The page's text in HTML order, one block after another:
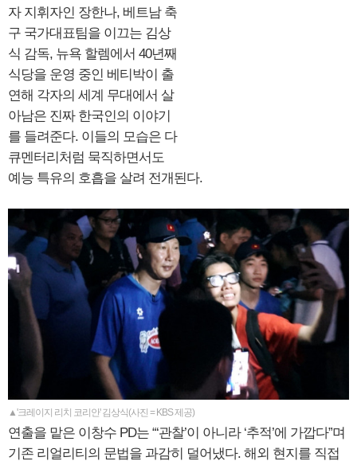
자 지휘자인 장한나, 베트남 축
구 국가대표팀을 이끄는 김상
식 감독, 뉴욕 할렘에서 40년째
식당을 운영 중인 베티박이 출
연해 각자의 세계 무대에서 살
아남은 진짜 한국인의 이야기
를 들려준다. 이들의 모습은 다
큐멘터리처럼 묵직하면서도
예능 특유의 호흡을 살려 전개된다.
▲'크레이지 리치 코리안' 김상식(사진 = KBS 제공)
연출을 맡은 이창수 PD는 “‘관찰’이 아니라 ‘추적’에 가깝다”며
기존 리얼리티의 문법을 과감히 덜어냈다. 해외 현지를 직접